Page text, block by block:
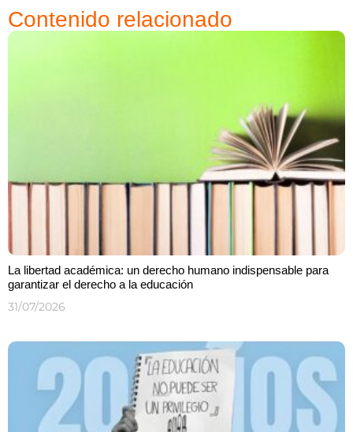
Contenido relacionado
La libertad académica: un derecho humano indispensable para
garantizar el derecho a la educación
31/07/2026